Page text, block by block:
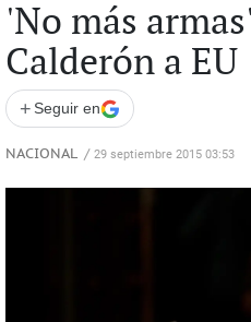
'No más
Calderón a EU
+ Seguir en
NACIONAL / 29 septiembre 2015 03:53